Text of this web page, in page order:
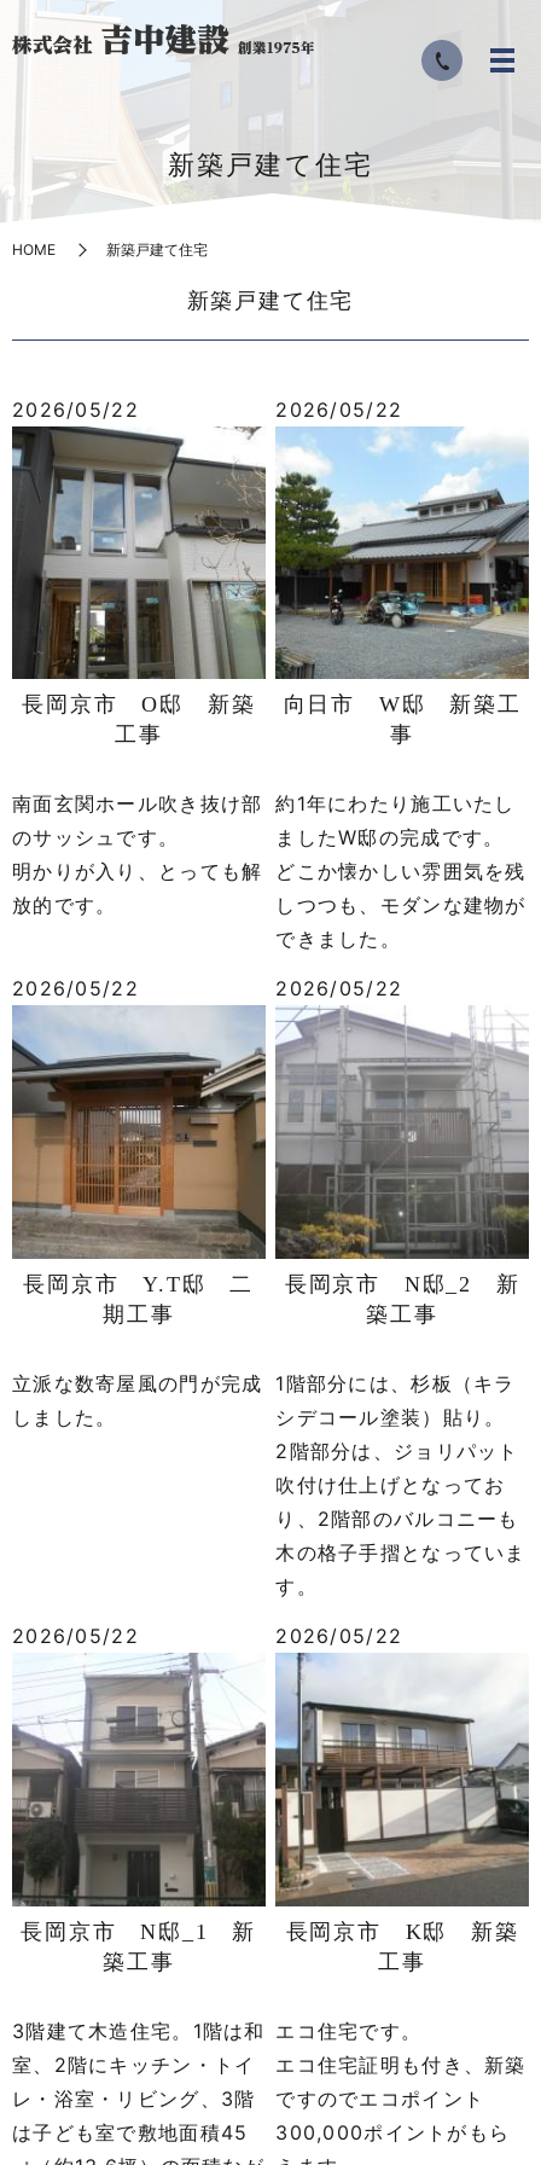
新築戸建て住宅
HOME 新築戸建て住宅
新築戸建て住宅
2026/05/22
長岡京市 O邸 新築
工事
南面玄関ホール吹き抜け部
のサッシュです。
明かりが入り、とっても解
放的です。
2026/05/22
向日市 W邸 新築工
事
約1年にわたり施工いたし
ましたW邸の完成です。
どこか懐かしい雰囲気を残
しつつも、モダンな建物が
できました。
2026/05/22
長岡京市 Y.T邸 二
期工事
立派な数寄屋風の門が完成
しました。
2026/05/22
長岡京市 N邸_2 新
築工事
1階部分には、杉板（キラ
シデコール塗装）貼り。
2階部分は、ジョリパット
吹付け仕上げとなってお
り、2階部のバルコニーも
木の格子手摺となっていま
す。
2026/05/22
長岡京市 N邸_1 新
築工事
3階建て木造住宅。1階は和
室、2階にキッチン・トイ
レ・浴室・リビング、3階
は子ども室で敷地面積45
2026/05/22
長岡京市 K邸 新築
工事
エコ住宅です。
エコ住宅証明も付き、新築
ですのでエコポイント
300,000ポイントがもら